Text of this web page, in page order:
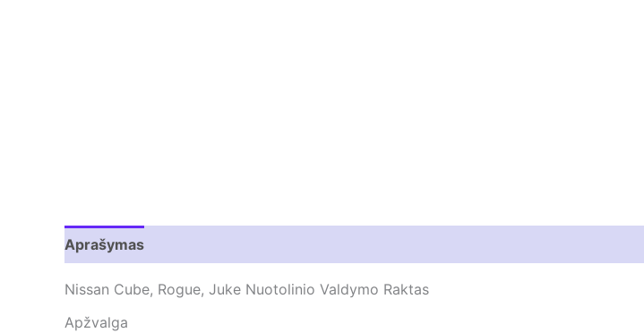
Aprašymas
Nissan Cube, Rogue, Juke Nuotolinio Valdymo Raktas
Apžvalga